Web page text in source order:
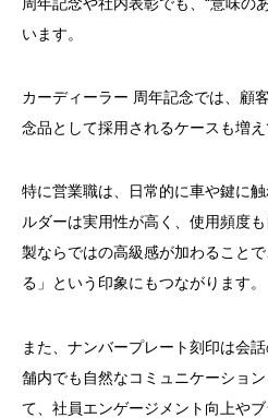
います。
カーディーラー 周年記念では、顧
念品として採用されるケースも増え
特に営業職は、日常的に車や鍵に
ルダーは実用性が高く、使用頻度
製ならではの高級感が加わること
る」という印象にもつながります。
また、ナンバープレート刻印は会
舗内でも自然なコミュニケーショ
て、社員エンゲージメント向上や